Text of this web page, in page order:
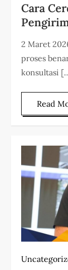
Cara
2 Maret
proses
konsultasi
Read